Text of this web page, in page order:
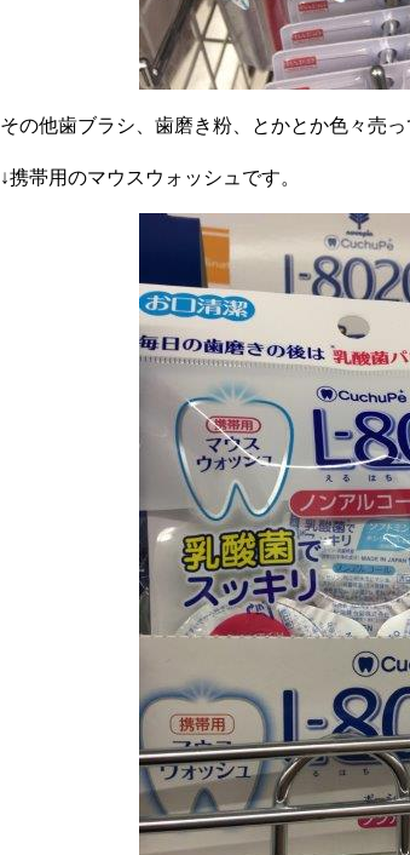
その他歯ブラシ、歯磨き粉、とかとか色々売
↓携帯用のマウスウォッシュです。